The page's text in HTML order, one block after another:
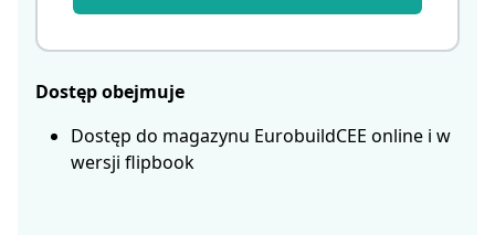
Dostęp obejmuje
Dostęp do magazynu EurobuildCEE online i w
wersji flipbook